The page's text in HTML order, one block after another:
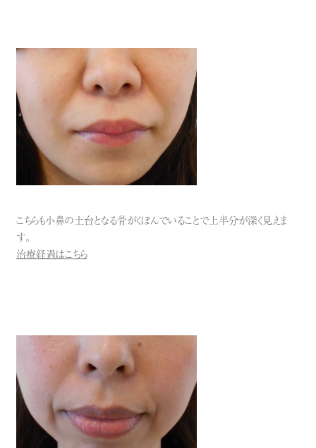
こちらも小鼻の土台となる骨がくぼんでいることで上半分が深く見えま
す。
治療経過はこちら